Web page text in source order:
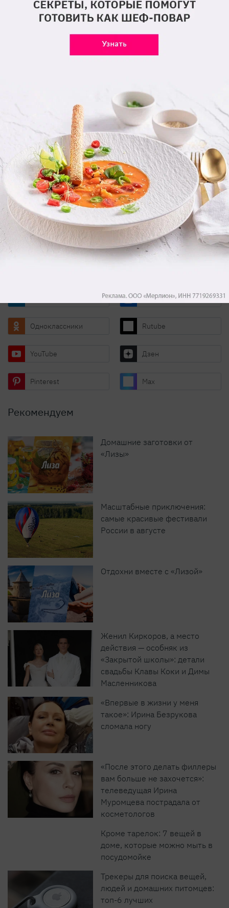
Какое впечатление произвела на вас эта статья?
Ольга Бузова Гуф Айза Анохина (Долматова)
Комментарии
Мы знаем, вам есть что сказать!
Написать
Поделиться ссылкой
ВКонтакте
Одноклассники Rutube
YouTube Дзен
Pinterest Max
Рекомендуем
Домашние заготовки от
«Лизы»
Масштабные приключения:
самые красивые фестивали
России в августе
Отдохни вместе с «Лизой»
Женил Киркоров, а место
действия — особняк из
«Закрытой школы»: детали
свадьбы Клавы Коки и Димы
Масленникова
«Впервые в жизни у меня
такое»: Ирина Безрукова
сломала ногу
«После этого делать филлеры
вам больше не захочется»:
телеведущая Ирина
Муромцева пострадала от
косметологов
Кроме тарелок: 7 вещей в
доме, которые можно мыть в
посудомойке
Трекеры для поиска вещей,
людей и домашних питомцев:
топ-6 лучших